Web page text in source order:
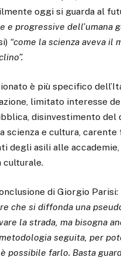
oggi si guarda al
e progressive dell’umana
“come la scienza aveva il
è più specifico
limitato interesse
disinvestimento
scienza e cultura,
degli asili alle
culturale.
di Giorgio Parisi:
che si diffonda una
la strada, ma bisogna
seguita, per
possibile farlo. Basta